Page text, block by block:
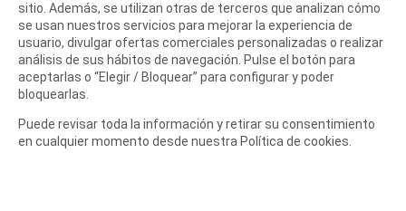
PETG FILAMENTO
PLA FILAMENTO
PLA 3D850
PLA 3D870
PLA GLITTER
sitio. Además, se utilizan otras de terceros que analizan cómo
se usan nuestros servicios para mejorar la experiencia de
usuario, divulgar ofertas comerciales personalizadas o realizar
análisis de sus hábitos de navegación. Pulse el botón para
aceptarlas o “Elegir / Bloquear” para configurar y poder
bloquearlas.
Puede revisar toda la información y retirar su consentimiento
en cualquier momento desde nuestra Política de cookies.